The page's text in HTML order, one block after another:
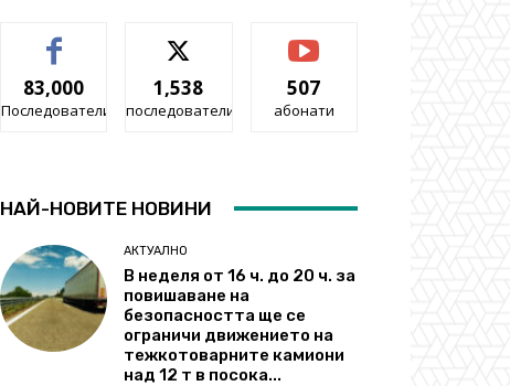
83,000
Последователи
1,538
последователи
507
абонати
НАЙ-НОВИТЕ НОВИНИ
АКТУАЛНО
В неделя от 16 ч. до 20 ч. за
повишаване на
безопасността ще се
ограничи движението на
тежкотоварните камиони
над 12 т в посока...